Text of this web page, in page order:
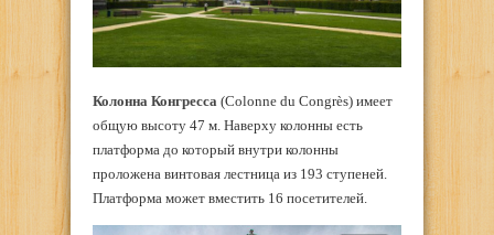
Колонна Конгресса (Colonne du Congrès) имеет
общую высоту 47 м. Наверху колонны есть
платформа до который внутри колонны
проложена винтовая лестница из 193 ступеней.
Платформа может вместить 16 посетителей.